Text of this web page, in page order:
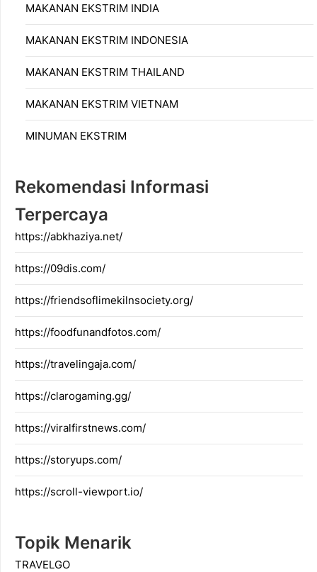
MAKANAN EKSTRIM INDIA
MAKANAN EKSTRIM INDONESIA
MAKANAN EKSTRIM THAILAND
MAKANAN EKSTRIM VIETNAM
MINUMAN EKSTRIM
Rekomendasi Informasi
Terpercaya
https://abkhaziya.net/
https://09dis.com/
https://friendsoflimekilnsociety.org/
https://foodfunandfotos.com/
https://travelingaja.com/
https://clarogaming.gg/
https://viralfirstnews.com/
https://storyups.com/
https://scroll-viewport.io/
Topik Menarik
TRAVELGO